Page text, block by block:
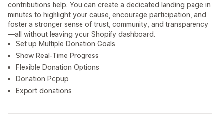
contributions help. You can create a dedicated landing page in
minutes to highlight your cause, encourage participation, and
foster a stronger sense of trust, community, and transparency
—all without leaving your Shopify dashboard.
Set up Multiple Donation Goals
Show Real-Time Progress
Flexible Donation Options
Donation Popup
Export donations